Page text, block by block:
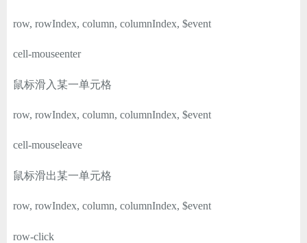
row, rowIndex, column, columnIndex, $event
cell-mouseenter
鼠标滑入某一单元格
row, rowIndex, column, columnIndex, $event
cell-mouseleave
鼠标滑出某一单元格
row, rowIndex, column, columnIndex, $event
row-click